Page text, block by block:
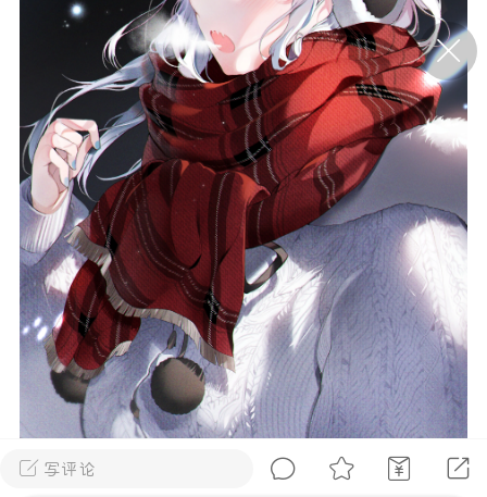
177
P站美图推荐——条纹过膝袜（二）
隐藏 0
P站美图推荐——紫发特辑
隐藏 0
P站美图推荐——透视装特辑（二）
写评论